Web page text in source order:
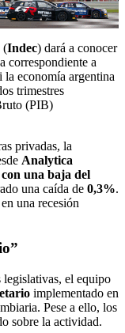
(Indec) dará a conocer
correspondiente a
la economía argentina
trimestres
(PIB)
privadas, la
Analytica
una baja del
una caída de 0,3%.
una recesión
el equipo
implementado en
Pese a ello, los
sobre la actividad.